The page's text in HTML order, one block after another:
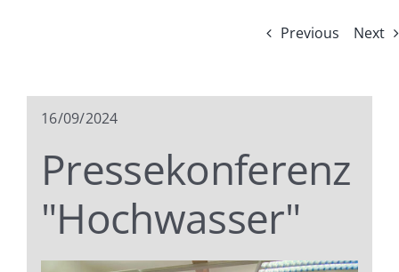
Kontakt
Previous Next
16/09/2024
Pressekonferenz
"Hochwasser"